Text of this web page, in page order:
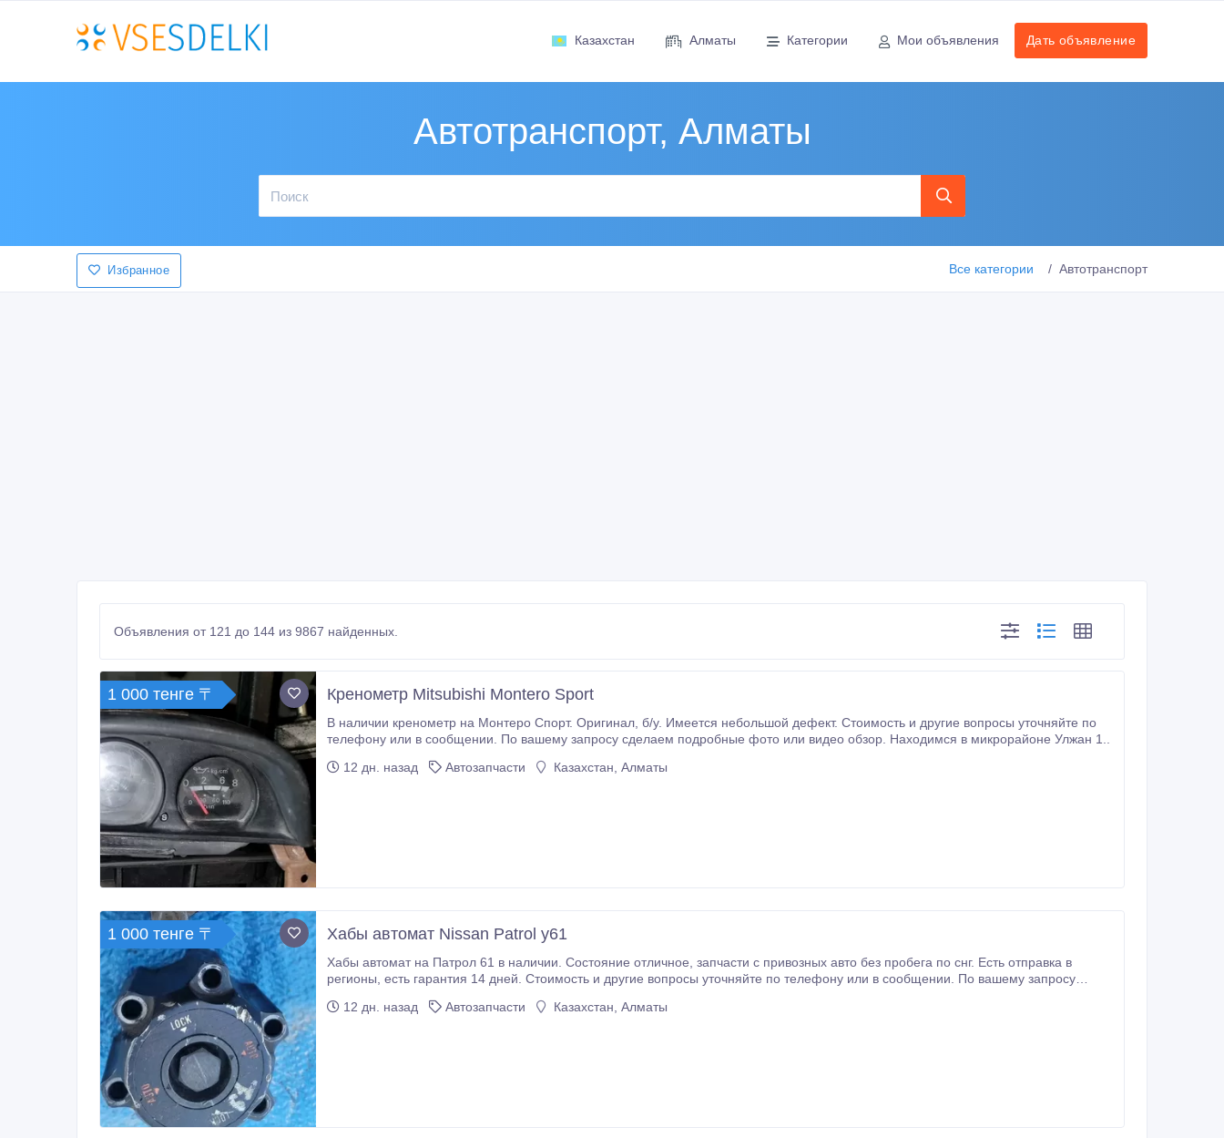
Казахстан Алматы Категории Мои объявления Дать объявление
Автотранспорт, Алматы
Избранное Все категории Автотранспорт
Объявления от 121 до 144 из 9867 найденных.
1 000 тенге 〒 Кренометр Mitsubishi Montero Sport
В наличии кренометр на Монтеро Спорт. Оригинал, б/у. Имеется небольшой дефект. Стоимость и другие вопросы уточняйте по
телефону или в сообщении. По вашему запросу сделаем подробные фото или видео обзор. Находимся в микрорайоне Улжан 1..
12 дн. назад
Автозапчасти Казахстан, Алматы
1 000 тенге 〒 Хабы автомат Nissan Patrol y61
Хабы автомат на Патрол 61 в наличии. Состояние отличное, запчасти с привозных авто без пробега по снг. Есть отправка в
регионы, есть гарантия 14 дней. Стоимость и другие вопросы уточняйте по телефону или в сообщении. По вашему запросу
12 дн. назад
Автозапчасти Казахстан, Алматы